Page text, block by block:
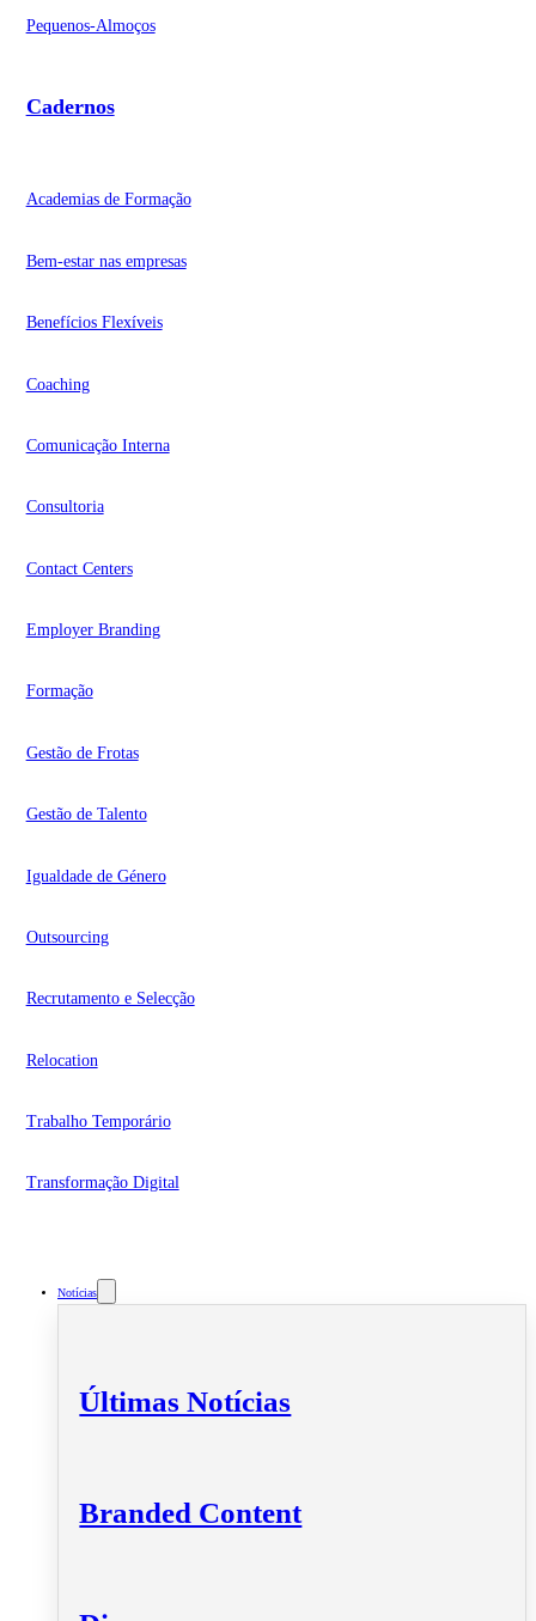
Pequenos-Almoços
Cadernos
Academias de Formação
Bem-estar nas empresas
Benefícios Flexíveis
Coaching
Comunicação Interna
Consultoria
Contact Centers
Employer Branding
Formação
Gestão de Frotas
Gestão de Talento
Igualdade de Género
Outsourcing
Recrutamento e Selecção
Relocation
Trabalho Temporário
Transformação Digital
Notícias
Últimas Notícias
Branded Content